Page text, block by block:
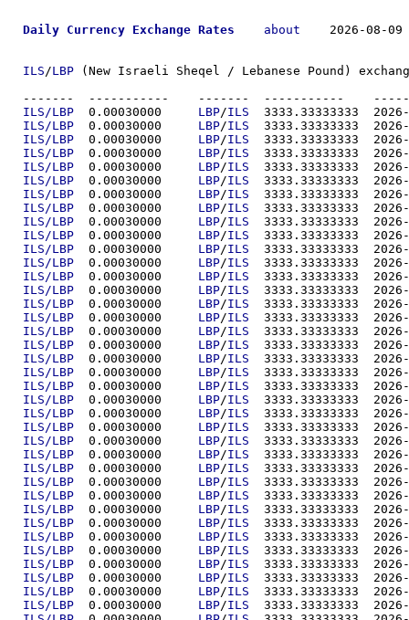
Daily Currency Exchange Rates about
2026-08-09
ILS/LBP (New Israeli Sheqel / Lebanese Pound)
-------
ILS/LBP
LBP/ILS
ILS/LBP
LBP/ILS
ILS/LBP
LBP/ILS
ILS/LBP
LBP/ILS
ILS/LBP
LBP/ILS
ILS/LBP
LBP/ILS
ILS/LBP
LBP/ILS
ILS/LBP
LBP/ILS
ILS/LBP
LBP/ILS
ILS/LBP
LBP/ILS
ILS/LBP
LBP/ILS
ILS/LBP
LBP/ILS
ILS/LBP
LBP/ILS
ILS/LBP
LBP/ILS
ILS/LBP
LBP/ILS
ILS/LBP
LBP/ILS
ILS/LBP
LBP/ILS
ILS/LBP
LBP/ILS
ILS/LBP
LBP/ILS
ILS/LBP
LBP/ILS
ILS/LBP
LBP/ILS
ILS/LBP
LBP/ILS
ILS/LBP
LBP/ILS
ILS/LBP
LBP/ILS
ILS/LBP
LBP/ILS
ILS/LBP
LBP/ILS
ILS/LBP
LBP/ILS
ILS/LBP
LBP/ILS
ILS/LBP
LBP/ILS
ILS/LBP
LBP/ILS
ILS/LBP
LBP/ILS
ILS/LBP
LBP/ILS
ILS/LBP
LBP/ILS
ILS/LBP
LBP/ILS
ILS/LBP
LBP/ILS
ILS/LBP
LBP/ILS
ILS/LBP
LBP/ILS